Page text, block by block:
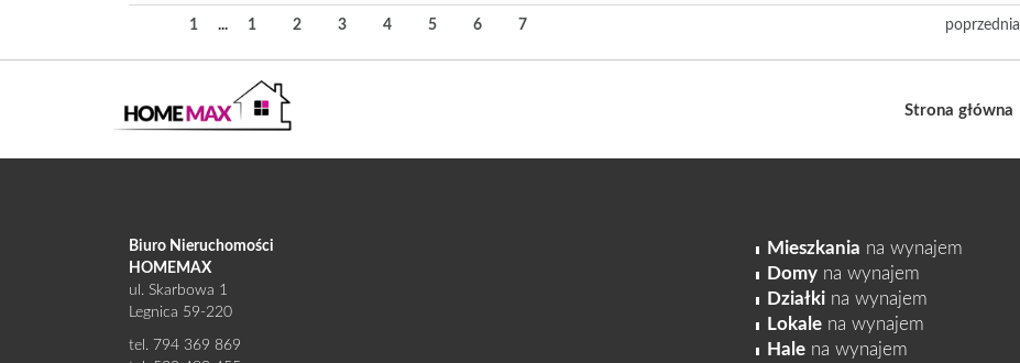
1 ... 1 2 3 4 5 6 7 poprzednia
Strona główna
Biuro Nieruchomości
HOMEMAX
ul. Skarbowa 1
Legnica 59-220
tel. 794 369 869
Mieszkania na wynajem
Domy na wynajem
Działki na wynajem
Lokale na wynajem
Hale na wynajem